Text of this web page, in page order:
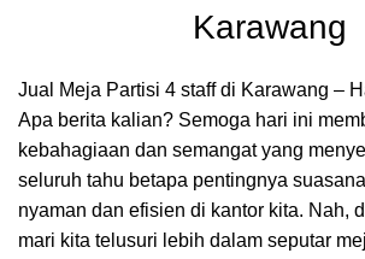
Karawang
Jual Meja Partisi 4 staff di Karawang –
Apa berita kalian? Semoga hari ini
kebahagiaan dan semangat yang
seluruh tahu betapa pentingnya
nyaman dan efisien di kantor kita. Nah,
mari kita telusuri lebih dalam seputar